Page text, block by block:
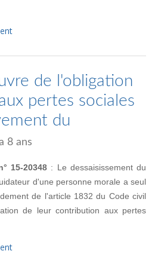
de l'obligation
pertes sociales
du
8 ans
15-20348 : Le dessaisissement du
d'une personne morale a seul
de l'article 1832 du Code civil
de leur contribution aux pertes